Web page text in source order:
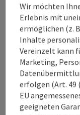
Alpenland
Bahnhofstraße 2
4580
+43 50 360 360
Wir möchten
Erlebnis mit
ermöglichen (z.
Inhalte
Vereinzelt kann
Marketing,
erfolgen (Art. 49
EU
geeigneten